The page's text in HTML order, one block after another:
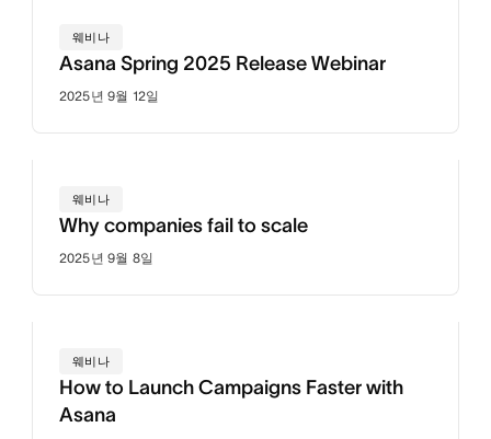
웨비나
Asana Spring 2025 Release Webinar
2025년 9월 12일
웨비나
Why companies fail to scale
2025년 9월 8일
웨비나
How to Launch Campaigns Faster with
Asana